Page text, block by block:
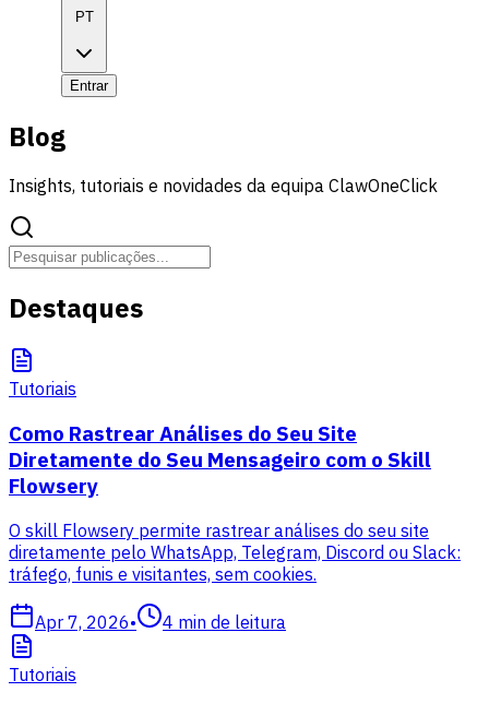
PT
Entrar
Blog
Insights, tutoriais e novidades da equipa ClawOneClick
Destaques
Tutoriais
Como Rastrear Análises do Seu Site
Diretamente do Seu Mensageiro com o Skill
Flowsery
O skill Flowsery permite rastrear análises do seu site
diretamente pelo WhatsApp, Telegram, Discord ou Slack:
tráfego, funis e visitantes, sem cookies.
Apr 7, 2026• 4 min de leitura
Tutoriais